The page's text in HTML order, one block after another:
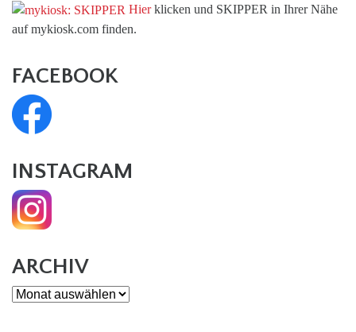
Hierklicken und SKIPPER in Ihrer Nähe
auf mykiosk.com finden.
FACEBOOK
INSTAGRAM
ARCHIV
Archiv